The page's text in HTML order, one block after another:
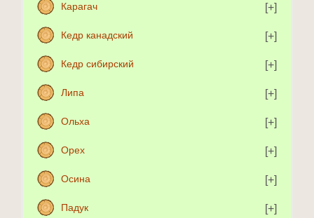
Карагач
Кедр канадский
Кедр сибирский
Липа
Ольха
Орех
Осина
Падук